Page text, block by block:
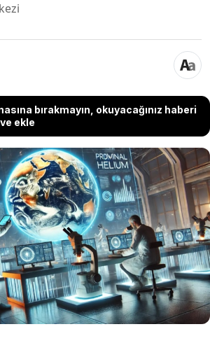
bırakmayın, okuyacağınız haberi
ekle
Dünya’nın çekirdeğinde büyük
helyum bulunabileceğini ortaya
araştırmaya göre, helyum atomları
altında demirle bağ kurabiliyor, bu
en derin katmanlarının
hakkında mevcut anlayışımızı